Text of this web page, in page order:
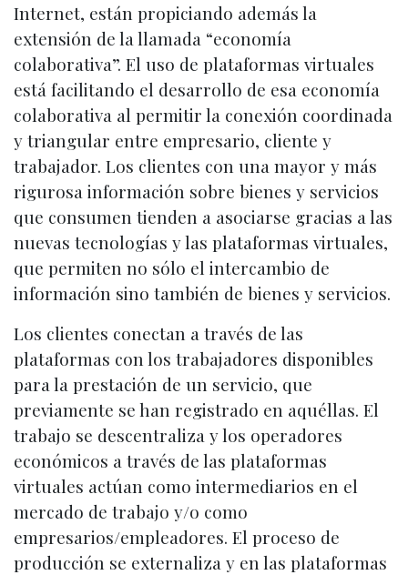
Internet, están propiciando además la
extensión de la llamada “economía
colaborativa”. El uso de plataformas virtuales
está facilitando el desarrollo de esa economía
colaborativa al permitir la conexión coordinada
y triangular entre empresario, cliente y
trabajador. Los clientes con una mayor y más
rigurosa información sobre bienes y servicios
que consumen tienden a asociarse gracias a las
nuevas tecnologías y las plataformas virtuales,
que permiten no sólo el intercambio de
información sino también de bienes y servicios.
Los clientes conectan a través de las
plataformas con los trabajadores disponibles
para la prestación de un servicio, que
previamente se han registrado en aquéllas. El
trabajo se descentraliza y los operadores
económicos a través de las plataformas
virtuales actúan como intermediarios en el
mercado de trabajo y/o como
empresarios/empleadores. El proceso de
producción se externaliza y en las plataformas